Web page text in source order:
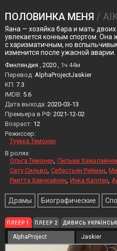
ПОЛОВИНКА МЕНЯ /
Яана — хозяйка бара и мать
увлекается конным спортом. Она
с харизматичным, но
изменится после ужасной аварии.
Финляндия , 2020 , 1ч 44м
Перевод: AlphaProjectJaskier
KП: 7.3
IMDB: 5.6
Дата выхода: 2020-03-13
Премьера в РФ: 2021-12-02
Возраст: 12
Режиссер:
Туукка Темонен
В ролях:
Ольга Темонен Пильви Хамалайнен
Сату Сильво Себастьян Рейман
Риитта Хавукайнен Инка Каллен
Драмы Биографические
ПЛЕЕР 1 ПЛЕЕР 2 ДИВИСЬ
AlphaProject Jaskier